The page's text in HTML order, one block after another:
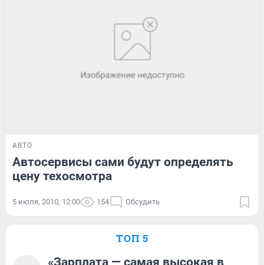
АВТО
Автосервисы сами будут определять
цену техосмотра
5 июля, 2010, 12:00 154 Обсудить
ТОП 5
«Зарплата — самая высокая в